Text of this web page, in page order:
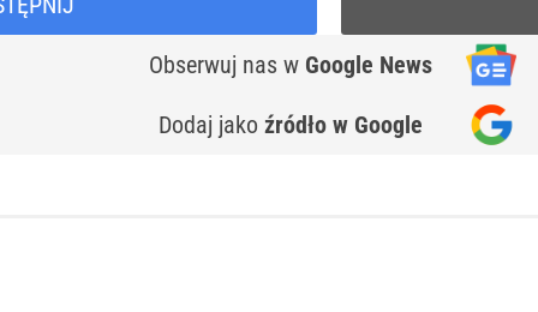
Obserwuj nas w Google News
Dodaj jako źródło w Google